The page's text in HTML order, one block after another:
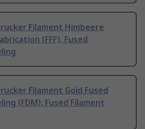
Filament Himbeere
(FFF), Fused
Filament Gold Fused
(FDM), Fused Filament